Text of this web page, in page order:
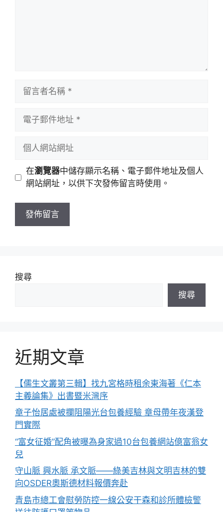
址
站
址
在瀏覽器中儲存顯示名稱、電子郵件地址及個人
網站網址，以供下次發佈留言時使用。
搜尋
搜尋
近期文章
【儒生文叢第三輯】找九宮格時租余東海著《仁本
主義論集》出書暨米灣序
章子怡居處被攔阻陽光台包養經驗 章母帶年夜漢登
門實際
“富女征婚”配角被曝為身家過10台包養網站億富翁女
兒
守山脈 興水脈 承文脈——綠美吉林與文明吉林的雙
向OSDER奧斯德材料報價奔赴
青島市總工會慰勞防控一線公安干森和診所體檢警